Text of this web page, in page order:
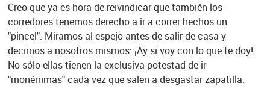
Creo que ya es hora de reivindicar que también los
corredores tenemos derecho a ir a correr hechos un
"pincel". Mirarnos al espejo antes de salir de casa y
decirnos a nosotros mismos: ¡Ay si voy con lo que te doy!
No sólo ellas tienen la exclusiva potestad de ir
"monérrimas" cada vez que salen a desgastar zapatilla.